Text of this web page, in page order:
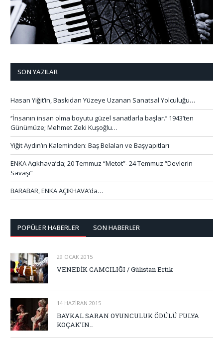
SON YAZILAR
Hasan Yiğit’in, Baskıdan Yüzeye Uzanan Sanatsal Yolculuğu…
‘’İnsanın insan olma boyutu güzel sanatlarla başlar.’’ 1943’ten
Günümüze; Mehmet Zeki Kuşoğlu…
Yiğit Aydın’ın Kaleminden: Baş Belaları ve Başyapıtları
ENKA Açıkhava’da; 20 Temmuz “Metot”- 24 Temmuz “Devlerin
Savaşı”
BARABAR, ENKA AÇIKHAVA’da…
POPÜLER HABERLER SON HABERLER
29 OCAK 2015
VENEDİK CAMCILIĞI / Gülistan Ertik
14 HAZIRAN 2015
BAYKAL SARAN OYUNCULUK ÖDÜLÜ FULYA
KOÇAK’IN…